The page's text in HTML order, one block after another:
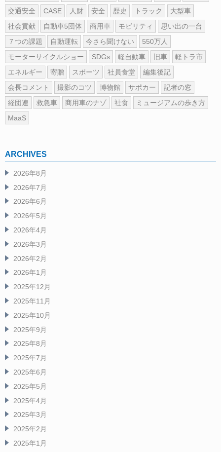
交通安全
CASE 人財 安全 歴史 トラック
大型車
社会貢献
自動車5団体 商用車 モビリティ
思い出の一台
７つの課題
自動運転 今さら聞けない
550万人
モーターサイクルショー
SDGs 軽自動車 旧車
軽トラ市
エネルギー
寄贈 スポーツ 社員食堂
編集後記
会長コメント
撮影のコツ 博物館 サポカー
記者の窓
経団連
救急車 商用車のナゾ 社食
ミュージアムの歩き方
MaaS
ARCHIVES
2026年8月
2026年7月
2026年6月
2026年5月
2026年4月
2026年3月
2026年2月
2026年1月
2025年12月
2025年11月
2025年10月
2025年9月
2025年8月
2025年7月
2025年6月
2025年5月
2025年4月
2025年3月
2025年2月
2025年1月